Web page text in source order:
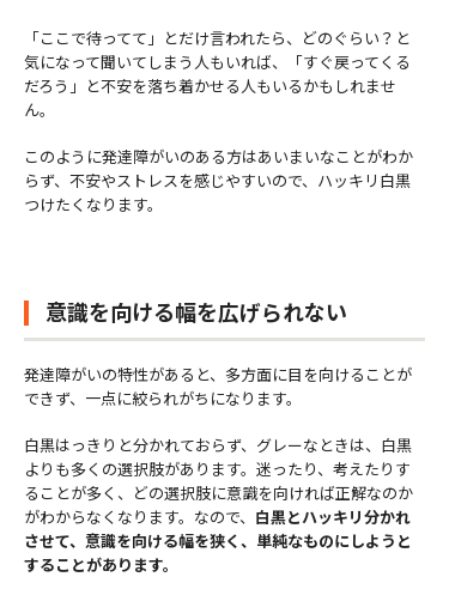
「ここで待ってて」とだけ言われたら、どのぐらい？と
気になって聞いてしまう人もいれば、「すぐ戻ってくる
だろう」と不安を落ち着かせる人もいるかもしれませ
ん。
このように発達障がいのある方はあいまいなことがわか
らず、不安やストレスを感じやすいので、ハッキリ白黒
つけたくなります。
意識を向ける幅を広げられない
発達障がいの特性があると、多方面に目を向けることが
できず、一点に絞られがちになります。
白黒はっきりと分かれておらず、グレーなときは、白黒
よりも多くの選択肢があります。迷ったり、考えたりす
ることが多く、どの選択肢に意識を向ければ正解なのか
がわからなくなります。なので、 白黒とハッキリ分かれ
させて、意識を向ける幅を狭く、単純なものにしようと
することがあります。